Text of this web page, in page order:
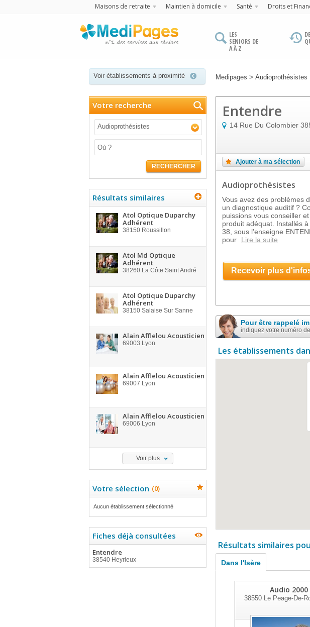
Maisons de retraite Maintien à domicile Santé Droits et
LES
SENIORS DE
A À Z
Voir établissements à proximité Medipages > Audioprothésistes
Votre recherche
Audioprothésistes
RECHERCHER
Résultats similaires
Atol Optique Duparchy
Adhérent
38150 Roussillon
Atol Md Optique
Adhérent
38260 La Côte Saint André
Atol Optique Duparchy
Adhérent
38150 Salaise Sur Sanne
Alain Afflelou Acousticien
69003 Lyon
Alain Afflelou Acousticien
69007 Lyon
Alain Afflelou Acousticien
69006 Lyon
Voir plus
Votre sélection (0)
Aucun établissement sélectionné
Fiches déjà consultées
Entendre
38540 Heyrieux
Entendre
14 Rue Du Colombier
Ajouter à ma sélection
Audioprothésistes
Vous avez des problèmes
un diagnostique auditif ?
puissions vous conseiller
produit adéquat. Installés
38, sous l'enseigne
pour
Lire la suite
Recevoir plus
Pour être rappelé
indiquez votre numéro
Les établissements
Résultats similaires
Dans l'Isère
Audio 2000
38550Le Peage-De-